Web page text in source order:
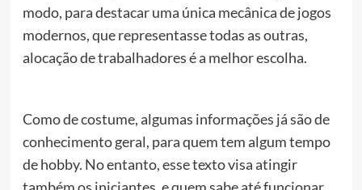
modo, para destacar uma única mecânica de jogos
modernos, que representasse todas as outras,
alocação de trabalhadores é a melhor escolha.
Como de costume, algumas informações já são de
conhecimento geral, para quem tem algum tempo
de hobby. No entanto, esse texto visa atingir